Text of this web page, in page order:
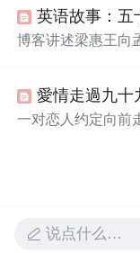
模式设置选项，如
区域。
英语故事：五
博客讲述梁惠王向
国理念探讨。
愛情走過九十
一对恋人约定向前
说点什么…